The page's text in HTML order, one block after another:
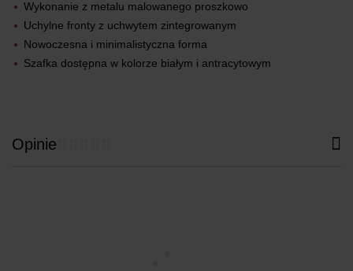
Wykonanie z metalu malowanego proszkowo
Uchylne fronty z uchwytem zintegrowanym
Nowoczesna i minimalistyczna forma
Szafka dostępna w kolorze białym i antracytowym
Opinie